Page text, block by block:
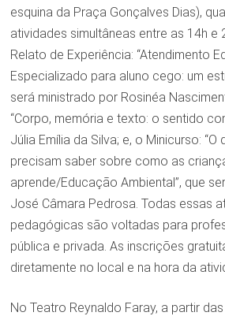
esquina da Praça Gonçalves Dias),
atividades simultâneas entre as 14h e
Relato de Experiência: “Atendimento
Especializado para aluno cego: um
será ministrado por Rosinéa
“Corpo, memória e texto: o sentido
Júlia Emília da Silva; e, o Minicurso:
precisam saber sobre como as
aprende/Educação Ambiental”, que
José Câmara Pedrosa. Todas essas
pedagógicas são voltadas para
pública e privada. As inscrições
diretamente no local e na hora da
No Teatro Reynaldo Faray, a partir